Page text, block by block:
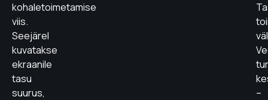
kohaletoimetamise
viis.
Seejärel
kuvatakse
ekraanile
tasu
suurus,
–